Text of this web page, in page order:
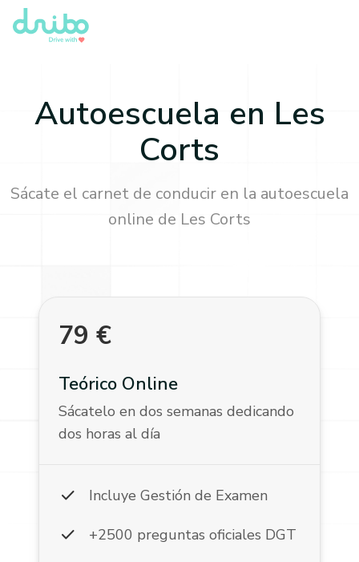
Autoescuela en Les
Corts
Sácate el carnet de conducir en la autoescuela
online de Les Corts
79 €
Teórico Online
Sácatelo en dos semanas dedicando
dos horas al día
check Incluye Gestión de Examen
check +2500 preguntas oficiales DGT